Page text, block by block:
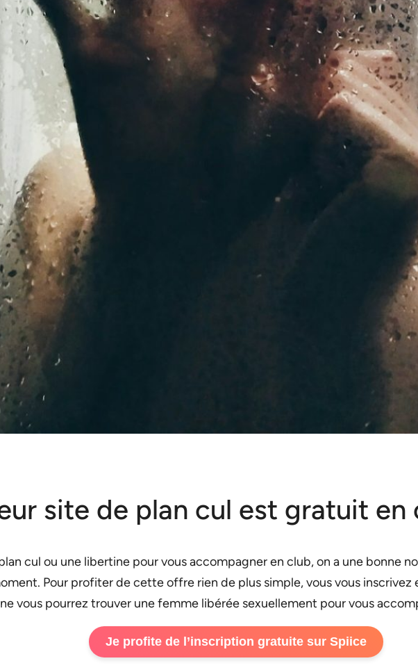
site de plan cul est gratuit en
cul ou une libertine pour vous accompagner en club, on a une bonne
Pour profiter de cette offre rien de plus simple, vous vous inscrivez
vous pourrez trouver une femme libérée sexuellement pour vous
Je profite de l’inscription gratuite sur Spiice